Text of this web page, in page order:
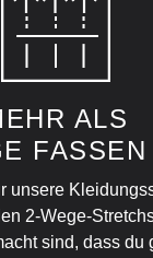
ALS
FASSEN
unsere
2-Wege-
sind, dass du